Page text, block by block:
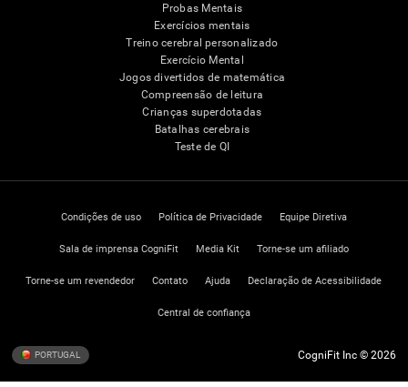
Probas Mentais
Exercícios mentais
Treino cerebral personalizado
Exercício Mental
Jogos divertidos de matemática
Compreensão de leitura
Crianças superdotadas
Batalhas cerebrais
Teste de QI
Condições de uso Política de Privacidade Equipe Diretiva
Sala de imprensa CogniFit Media Kit Torne-se um afiliado
Torne-se um revendedor Contato Ajuda Declaração de Acessibilidade
Central de confiança
PORTUGAL CogniFit Inc © 2026